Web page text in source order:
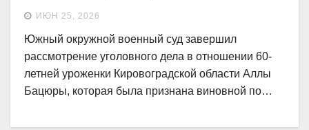
ИЮН 25, 2026
Южный окружной военный суд завершил
рассмотрение уголовного дела в отношении 60-
летней уроженки Кировоградской области Аллы
Бацюры, которая была признана виновной по…